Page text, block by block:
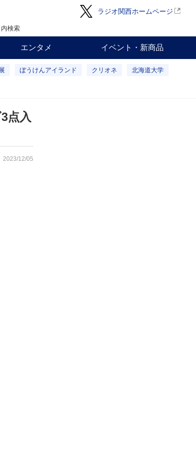
ラジオ関西ホームページ
検索
エンタメ イベント・新商品
ぼうけんアイランド クリオネ 北海道大学
点入
2023/12/05